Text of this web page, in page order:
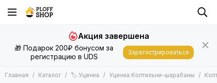
🏷 Уценка
Уценка Шашлычные наборы
Уценка Тандыры
Уценка Коптильни-шарабаны
🎁 Подарок 200₽ бонусом за
регистрацию в UDS
Акция завершена
Зарегистрироваться
Главная Каталог 🏷 Уценка Уценка Коптильни-шарабаны